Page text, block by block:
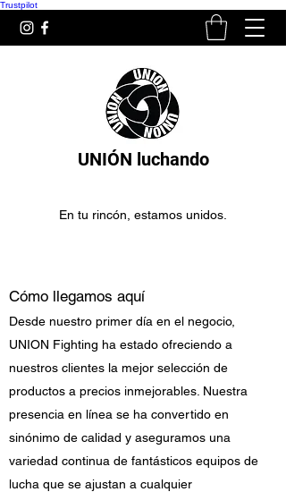
Trustpilot
UNIÓN luchando
En tu rincón, estamos unidos.
Cómo llegamos aquí
Desde nuestro primer día en el negocio,
UNION Fighting ha estado ofreciendo a
nuestros clientes la mejor selección de
productos a precios inmejorables. Nuestra
presencia en línea se ha convertido en
sinónimo de calidad y aseguramos una
variedad continua de fantásticos equipos de
lucha que se ajustan a cualquier